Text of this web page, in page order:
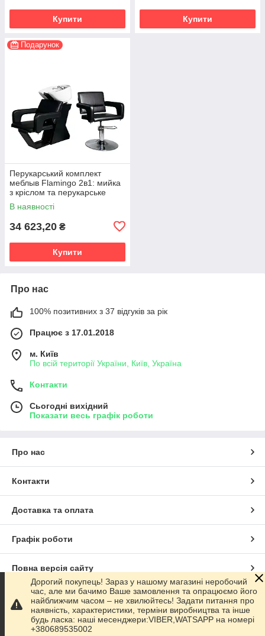
Купити Купити
Подарунок
Перукарський комплект
меблыв Flamingo 2в1: мийка
з кріслом та перукарське
гідравлічне крісло
В наявності
34 623,20 ₴
Купити
Про нас
100% позитивних з 37 відгуків за рік
Працює з 17.01.2018
м. Київ
По всій території України, Київ, Україна
Контакти
Сьогодні вихідний
Показати весь графік роботи
Про нас
Контакти
Доставка та оплата
Графік роботи
Повна версія сайту
Сайт створено на маркетплейсіProm.ua
Політика конфіденційності
Дорогий покупець! Зараз у нашому магазині неробочий
час, але ми бачимо Ваше замовлення та опрацюємо його
найближчим часом – не хвилюйтесь! Задати питання про
наявність, характеристики, терміни виробництва та інше
будь ласка: наші месенджери:VIBER,WATSAPP на номері
+380689535002